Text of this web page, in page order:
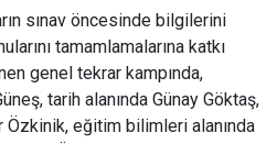
sınav öncesinde bilgilerini
tamamlamalarına katkı
genel tekrar kampında,
tarih alanında Günay Göktaş,
Özkinik, eğitim bilimleri alanında